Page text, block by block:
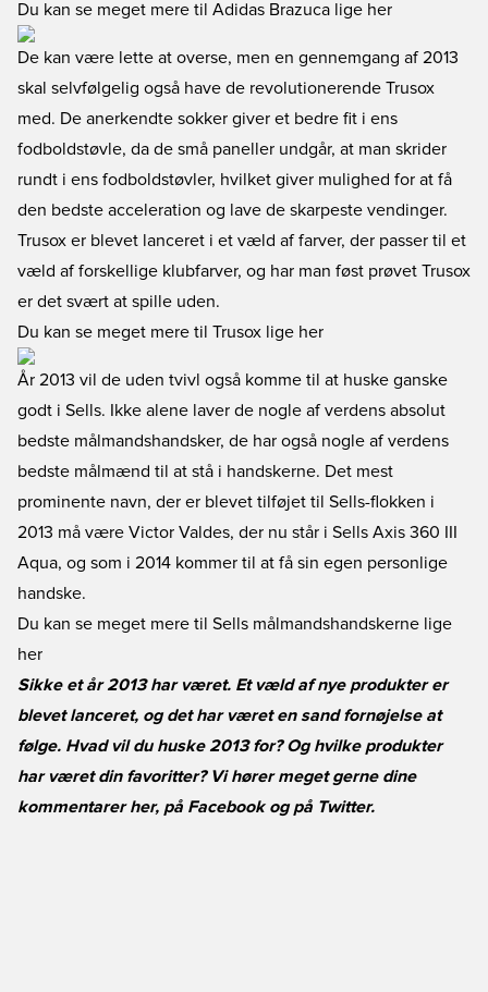
Du kan se meget mere til Adidas Brazuca lige her
De kan være lette at overse, men en gennemgang af 2013
skal selvfølgelig også have de revolutionerende Trusox
med. De anerkendte sokker giver et bedre fit i ens
fodboldstøvle, da de små paneller undgår, at man skrider
rundt i ens fodboldstøvler, hvilket giver mulighed for at få
den bedste acceleration og lave de skarpeste vendinger.
Trusox er blevet lanceret i et væld af farver, der passer til et
væld af forskellige klubfarver, og har man føst prøvet Trusox
er det svært at spille uden.
Du kan se meget mere til Trusox lige her
År 2013 vil de uden tvivl også komme til at huske ganske
godt i Sells. Ikke alene laver de nogle af verdens absolut
bedste målmandshandsker, de har også nogle af verdens
bedste målmænd til at stå i handskerne. Det mest
prominente navn, der er blevet tilføjet til Sells-flokken i
2013 må være Victor Valdes, der nu står i Sells Axis 360 III
Aqua, og som i 2014 kommer til at få sin egen personlige
handske.
Du kan se meget mere til Sells målmandshandskerne lige
her
Sikke et år 2013 har været. Et væld af nye produkter er
blevet lanceret, og det har været en sand fornøjelse at
følge. Hvad vil du huske 2013 for? Og hvilke produkter
har været din favoritter? Vi hører meget gerne dine
kommentarer her, på Facebookog på Twitter.